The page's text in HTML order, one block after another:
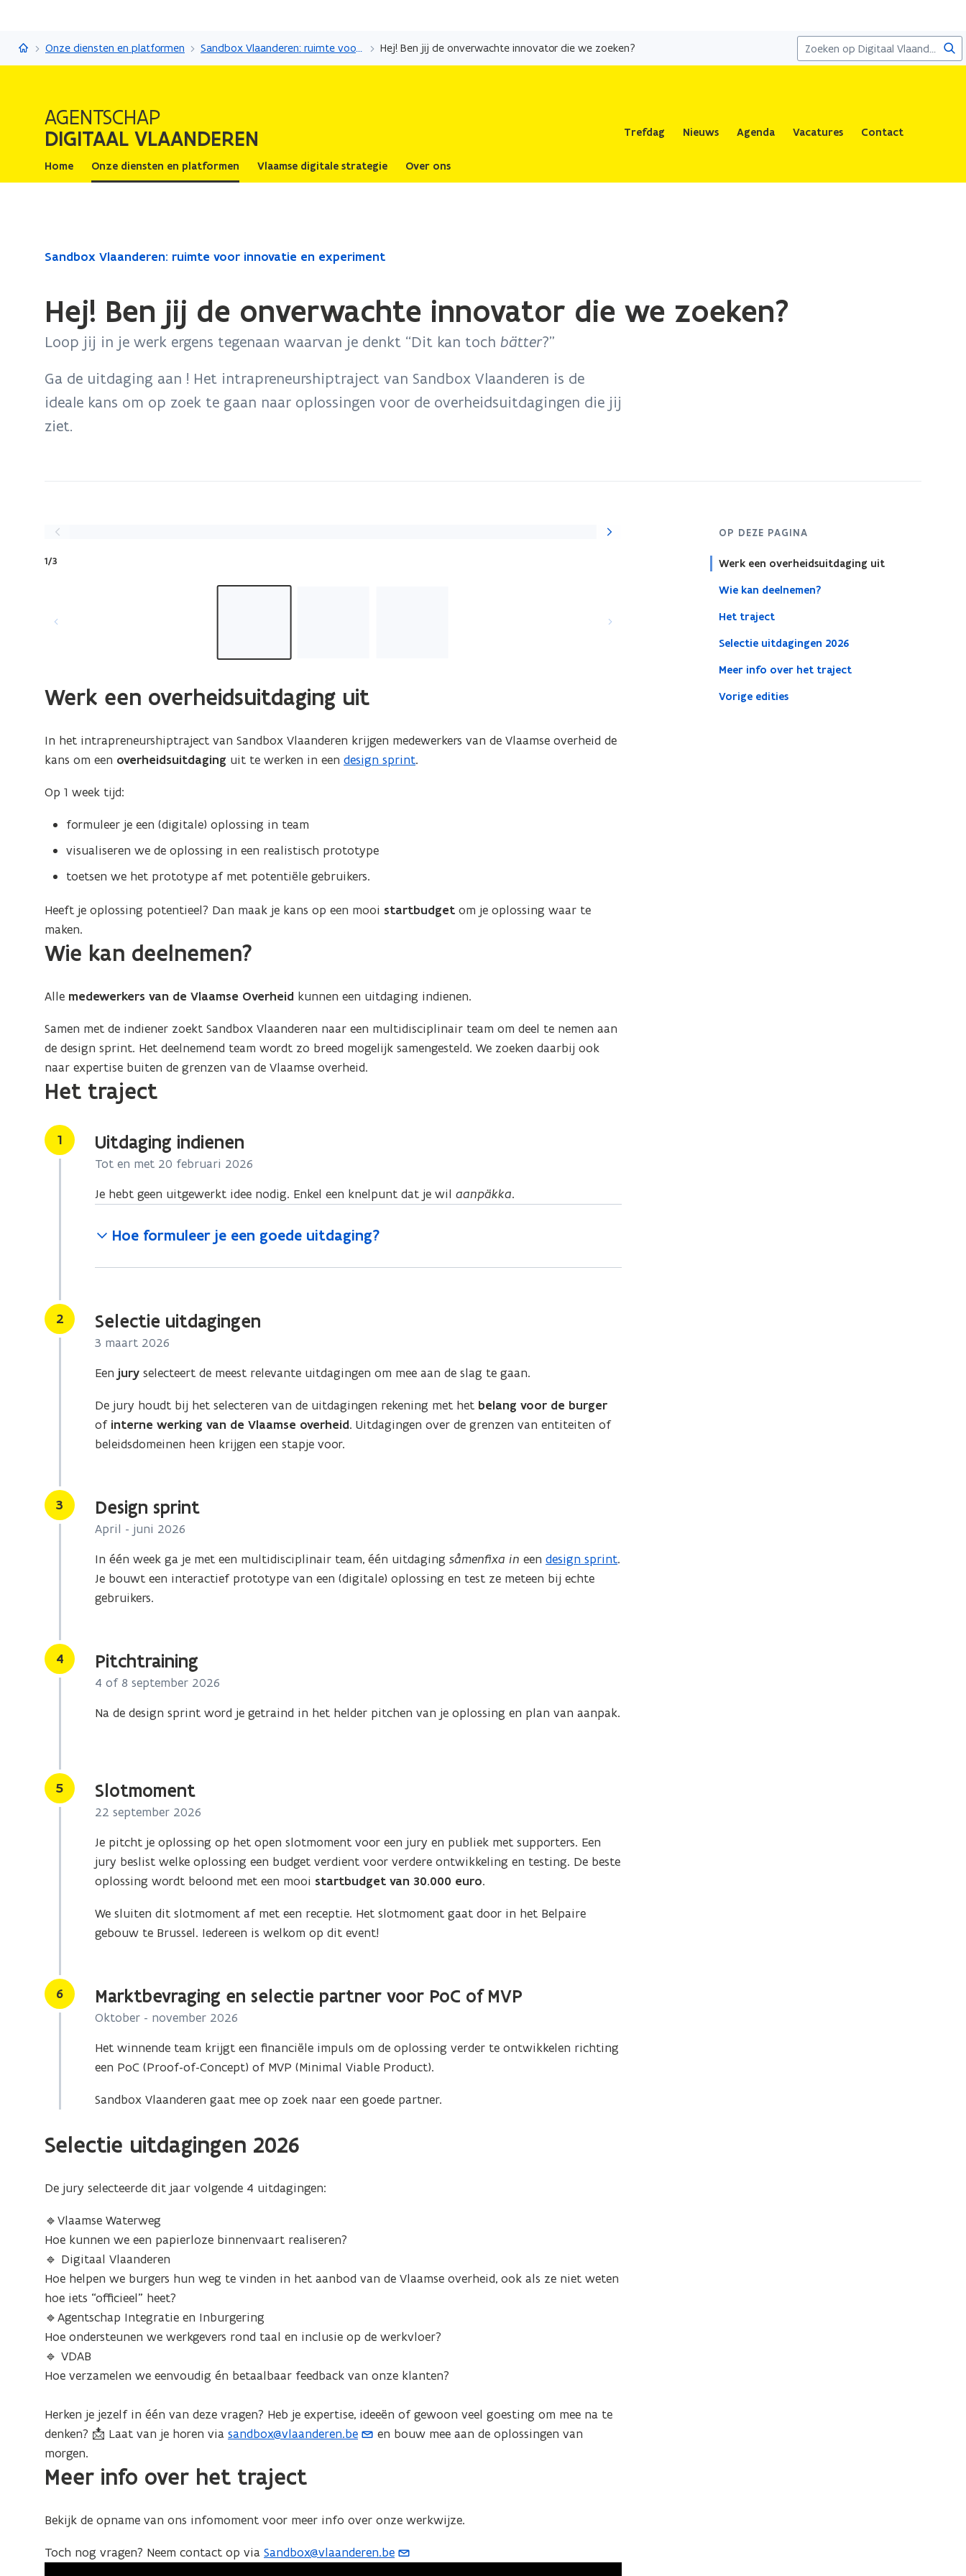
en
naar
Digitaal Vlaanderen
Onze diensten en platformen Sandbox Vlaanderen: ruimte voor innovatie en experiment Hej! Ben jij de onverwachte innovator die we zoeken?
AGENTSCHAP
DIGITAAL VLAANDEREN Trefdag Nieuws Agenda Vacatures Contact
Home Onze diensten en platformen Vlaamse digitale strategie Over ons
Gedaan
bevindt
Sandbox Vlaanderen: ruimte voor innovatie en experiment
Hej! Ben jij de onverwachte innovator die we zoeken?
Loop jij in je werk ergens tegenaan waarvan je denkt “Dit kan toch bätter?”
Ga de uitdaging aan ! Het intrapreneurshiptraject van Sandbox Vlaanderen is de
ideale kans om op zoek te gaan naar oplossingen voor de overheidsuitdagingen die jij
ziet.
OP DEZE PAGINA
Werk een overheidsuitdaging uit
Wie kan deelnemen?
Het traject
Selectie uitdagingen 2026
Meer info over het traject
Vorige edities
Vorige
slide
Volgende
slide
1/3
Werk een overheidsuitdaging uit
In het intrapreneurshiptraject van Sandbox Vlaanderen krijgen medewerkers van de Vlaamse overheid de
kans om een overheidsuitdaging uit te werken in eendesign sprint.
Op 1 week tijd:
formuleer je een (digitale) oplossing in team
visualiseren we de oplossing in een realistisch prototype
toetsen we het prototype af met potentiële gebruikers.
Heeft je oplossing potentieel? Dan maak je kans op een mooi startbudget om je oplossing waar te
maken.
Wie kan deelnemen?
Alle medewerkers van de Vlaamse Overheid kunnen een uitdaging indienen.
Samen met de indiener zoekt Sandbox Vlaanderen naar een multidisciplinair team om deel te nemen aan
de design sprint. Het deelnemend team wordt zo breed mogelijk samengesteld. We zoeken daarbij ook
naar expertise buiten de grenzen van de Vlaamse overheid.
Het traject
Stap
1 Uitdaging indienen
Tot en met 20 februari 2026
Je hebt geen uitgewerkt idee nodig. Enkel een knelpunt dat je wilaanpäkka.
Hoe formuleer je een goede uitdaging?
Stap
2 Selectie uitdagingen
3 maart 2026
Een jury selecteert de meest relevante uitdagingen om mee aan de slag te gaan.
De jury houdt bij het selecteren van de uitdagingen rekening met het belang voor de burger
of interne werking van de Vlaamse overheid. Uitdagingen over de grenzen van entiteiten of
beleidsdomeinen heen krijgen een stapje voor.
Stap
3 Design sprint
April - juni 2026
In één week ga je met een multidisciplinair team, één uitdagingsåmenfixa ineendesign sprint.
Je bouwt een interactief prototype van een (digitale) oplossing en test ze meteen bij echte
gebruikers.
Stap
4 Pitchtraining
4 of 8 september 2026
Na de design sprint word je getraind in het helder pitchen van je oplossing en plan van aanpak.
Stap
5 Slotmoment
22 september 2026
Je pitcht je oplossing op het open slotmoment voor een jury en publiek met supporters. Een
jury beslist welke oplossing een budget verdient voor verdere ontwikkeling en testing. De beste
oplossing wordt beloond met een mooi startbudget van 30.000 euro.
We sluiten dit slotmoment af met een receptie. Het slotmoment gaat door in het Belpaire
gebouw te Brussel. Iedereen is welkom op dit event!
Stap
6 Marktbevraging en selectie partner voor PoC of MVP
Oktober - november 2026
Het winnende team krijgt een financiële impuls om de oplossing verder te ontwikkelen richting
een PoC (Proof-of-Concept) of MVP (Minimal Viable Product).
Sandbox Vlaanderen gaat mee op zoek naar een goede partner.
Selectie uitdagingen 2026
De jury selecteerde dit jaar volgende 4 uitdagingen:
🔹Vlaamse Waterweg
Hoe kunnen we een papierloze binnenvaart realiseren?
🔹 Digitaal Vlaanderen
Hoe helpen we burgers hun weg te vinden in het aanbod van de Vlaamse overheid, ook als ze niet weten
hoe iets “officieel” heet?
🔹Agentschap Integratie en Inburgering
Hoe ondersteunen we werkgevers rond taal en inclusie op de werkvloer?
🔹 VDAB
Hoe verzamelen we eenvoudig én betaalbaar feedback van onze klanten?
Herken je jezelf in één van deze vragen? Heb je expertise, ideeën of gewoon veel goesting om mee na te
denken? 📩 Laat van je horen viasandbox@vlaanderen.be
(
p
i
en bouw mee aan de oplossingen van
morgen.
Meer info over het traject
Bekijk de opname van ons infomoment voor meer info over onze werkwijze.
Toch nog vragen? Neem contact op viaSandbox@vlaanderen.be
(